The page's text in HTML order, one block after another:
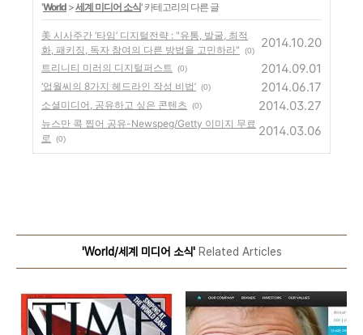
'World >세계 미디어 소식' 카테고리의 다른 글
美 시사주간 ‘타임’ 디지털전략 : "유통, 발굴, 최적
화, 패키징, 독자 참여의 다른 방법을 고민하라"
(0)
2014.10.20
트리니티 미러의 디지털퍼스트 (0) 2014.09.01
‘업월씨의 8가지 헤드라인 작성 비법’ (0) 2014.06.17
소셜미디어, 공유하고 싶은 콘텐츠 (0) 2014.03.27
뉴스만 콕 찝어 공유-Newspeg/Getty 이미지 무료
로
(0)
2014.03.06
'World/세계 미디어 소식'Related Articles